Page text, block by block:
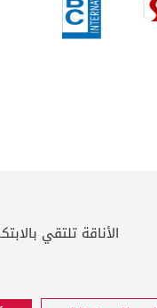
الأناقة تلتقي